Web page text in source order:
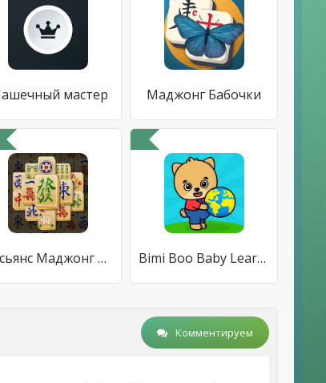
мастер Маджонг Бабочки
Пасьянс Маджонг Классический Bimi Boo Baby Learning Games
Комментируем